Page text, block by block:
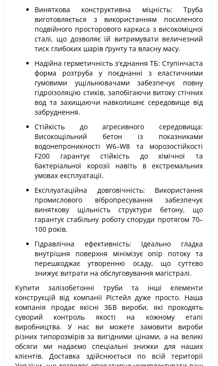
Виняткова конструктивна міцність: Труба
виготовляється з використанням посиленого
подвійного просторового каркаса з високоміцної
сталі, що дозволяє їй витримувати величезний
тиск глибоких шарів ґрунту та власну масу.
Надійна герметичність з'єднання ТБ: Ступінчаста
форма розтруба у поєднанні з еластичними
гумовими ущільнювачами забезпечує повну
гідроізоляцію стиків, запобігаючи витоку стічних
вод та захищаючи навколишнє середовище від
забруднення.
Стійкість до агресивного середовища:
Високощільний бетон із показниками
водонепроникності W6–W8 та морозостійкості
F200 гарантує стійкість до хімічної та
бактеріальної корозії навіть в екстремальних
умовах експлуатації.
Експлуатаційна довговічність: Використання
промислового вібропресування забезпечує
виняткову щільність структури бетону, що
гарантує стабільну роботу споруди протягом 70–
100 років.
Гідравлічна ефективність: Ідеально гладка
внутрішня поверхня мінімізує опір потоку та
перешкоджає утворенню осаду, що суттєво
знижує витрати на обслуговування магістралі.
Купити залізобетонні труби та інші елементи
конструкцій від компанії Рістейл дуже просто. Наша
компанія продає якісні ЗБВ вироби, які проходять
суворий контроль якості на кожному етапі
виробництва. У нас ви можете замовити вироби
різних типорозмірів за вигідними цінами, а на великі
обсяги ми надаємо спеціальні знижки для наших
клієнтів. Доставка здійснюється по всій території